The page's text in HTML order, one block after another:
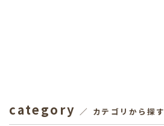
category ／ カテゴリから探す